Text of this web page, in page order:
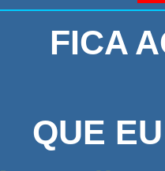
FICA
QUE